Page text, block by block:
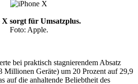
X sorgt für Umsatzplus.
Foto: Apple.
bei praktisch stagnierendem Absatz
Millionen Geräte) um 20 Prozent auf 29,9
auf die anhaltende Beliebtheit des